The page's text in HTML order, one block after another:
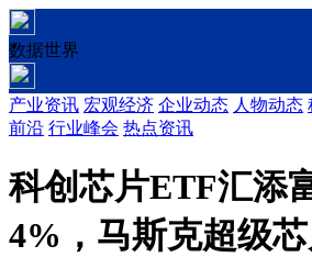
数据世界
产业资讯 宏观经济 企业动态 人物动态
前沿 行业峰会 热点资讯
科创芯片ETF汇添
4%，马斯克超级